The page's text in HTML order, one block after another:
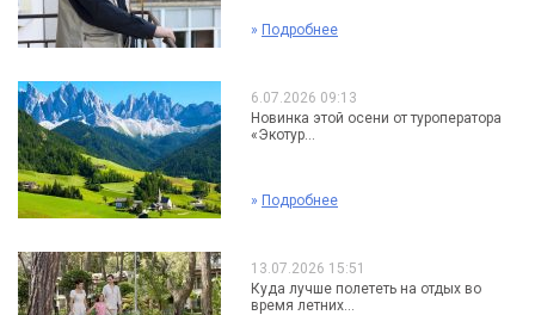
» Подробнее
6.07.2026 09:13
Новинка этой осени от туроператора
«Экотур...
» Подробнее
13.07.2026 15:51
Куда лучше полететь на отдых во
время летних...